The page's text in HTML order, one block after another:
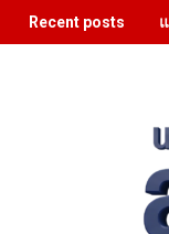
Recent posts